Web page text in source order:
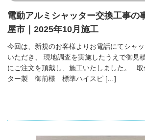
電動アルミシャッター交換工事の
屋市｜2025年10月施工
今回は、新規のお客様よりお電話にてシャ
いただき、 現地調査を実施したうえで御見
にご注文を頂戴し、施工いたしました。 取
ター製 御前様 標準ハイスピ […]